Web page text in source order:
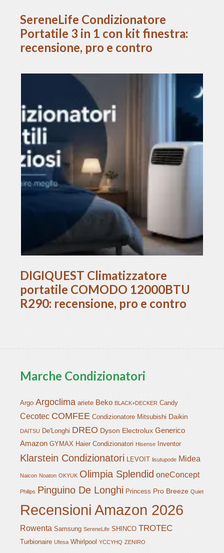
SereneLife Condizionatore
Portatile 3 in 1 con kit finestra:
recensione, pro e contro
DIGIQUEST Climatizzatore
portatile COMODO 12000BTU
R290: recensione, pro e contro
Marche Condizionatori
Argo Argoclima ariete Beko BLACK+DECKER Candy
Cecotec COMFEE Condizionatore Mitsubishi Daikin
DAITSU De'Longhi DREO Dyson Electrolux Generico
Amazon GYMAX Haier Condizionatori Hisense Inventor
Klarstein Condizionatori LEVOIT lisutupode Midea
Naicon Noaton OKYUK Olimpia Splendid oneConcept
Philips Pinguino De Longhi Princess Pro Breeze Quiet
Recensioni Amazon 2026
Rowenta Samsung SereneLife SHINCO TROTEC
Turbionaire Ufesa Whirlpool YCCYHQ ZENIRO